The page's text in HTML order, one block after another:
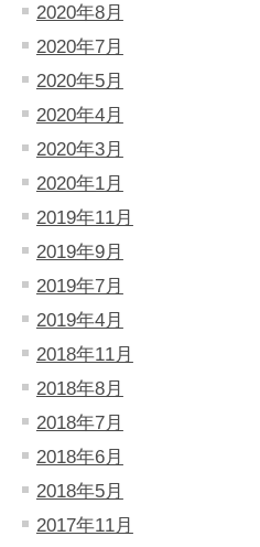
2020年8月
2020年7月
2020年5月
2020年4月
2020年3月
2020年1月
2019年11月
2019年9月
2019年7月
2019年4月
2018年11月
2018年8月
2018年7月
2018年6月
2018年5月
2017年11月